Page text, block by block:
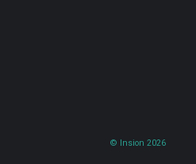
© Insion 2026